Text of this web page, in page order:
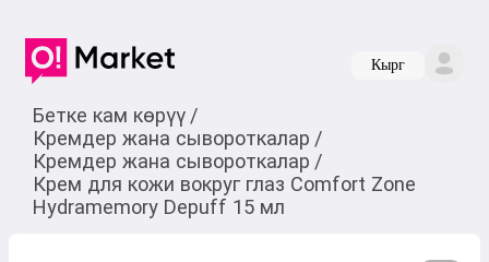
Кырг
Бетке кам көрүү /
Кремдер жана сывороткалар /
Кремдер жана сывороткалар /
Крем для кожи вокруг глаз Comfort Zone
Hydramemory Depuff 15 мл